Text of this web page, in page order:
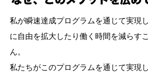
私が瞬速達成プログラムを通じて実現
に自由を拡大したり働く時間を減らす
ん。
私たちがこのプログラムを通じて実現